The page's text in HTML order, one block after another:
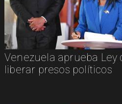
Venezuela aprueba Ley
liberar presos políticos